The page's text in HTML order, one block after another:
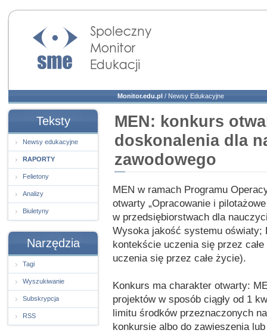
Społeczny Monitor
Edukacji
Monitor.edu.pl / Newsy Edukacyjne
Teksty
Newsy edukacyjne
RAPORTY
Felietony
Analizy
Biuletyny
Narzędzia
Tagi
Wyszukiwanie
Subskrypcja
RSS
MEN: konkurs
doskonalenia dla
zawodowego
MEN w ramach Programu
otwarty „Opracowanie i
w przedsiębiorstwach dla
Wysoka jakość systemu oświaty;
kontekście uczenia się przez
uczenia się przez całe życie).
Konkurs ma charakter otwarty:
projektów w sposób ciągły od 1
limitu środków przeznaczonych
konkursie albo do zawieszenia